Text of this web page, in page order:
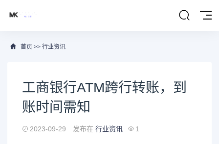
首页 >> 行业资讯
工商银行ATM跨行转账，到
账时间需知
2023-09-29 发布在 行业资讯 1